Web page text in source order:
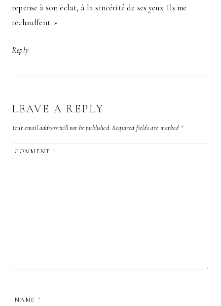
repense à son éclat, à la sincérité de ses yeux. Ils me
réchauffent. »
Reply
LEAVE A REPLY
Your email address will not be published. Required fields are marked *
COMMENT*
NAME *